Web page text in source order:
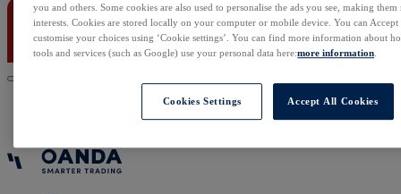
you and others. Some cookies are also used to personalise the ads you see, making
interests. Cookies are stored locally on your computer or mobile device. You can
customise your choices using ‘Cookie settings’. You can find more information about
tools and services (such as Google) use your personal data here:more information
Cookies Settings Accept All Cookies